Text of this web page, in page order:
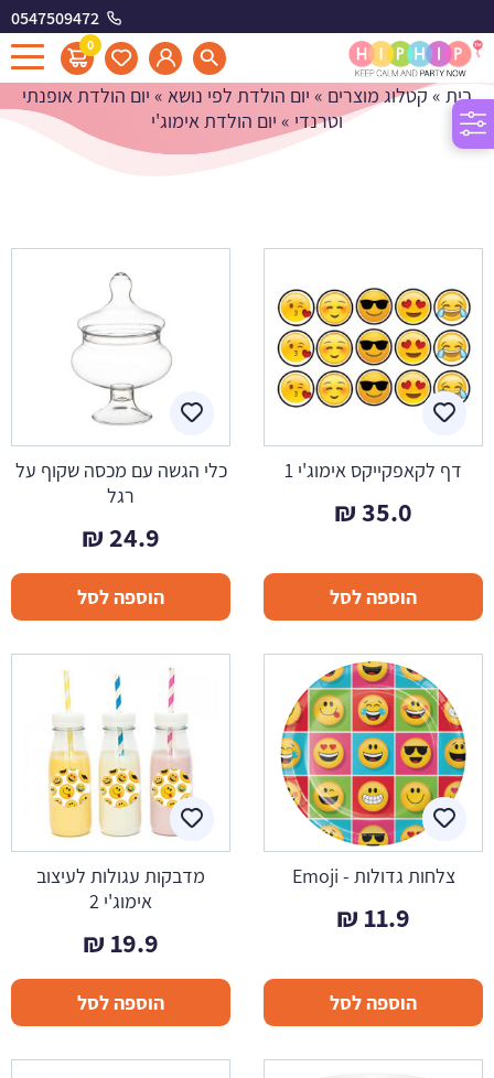
0547509472
0
יום הולדת אימוג'י
בית »קטלוג מוצרים » יום הולדת לפי נושא » יום הולדת אופנתי
וטרנדי » יום הולדת אימוג'י
דף לקאפקייקס אימוג'י 1
35.0
₪
הוספה לסל
כלי הגשה עם מכסה שקוף על
רגל
24.9
₪
הוספה לסל
צלחות גדולות - Emoji
11.9
₪
הוספה לסל
מדבקות עגולות לעיצוב
אימוג'י 2
19.9
₪
הוספה לסל